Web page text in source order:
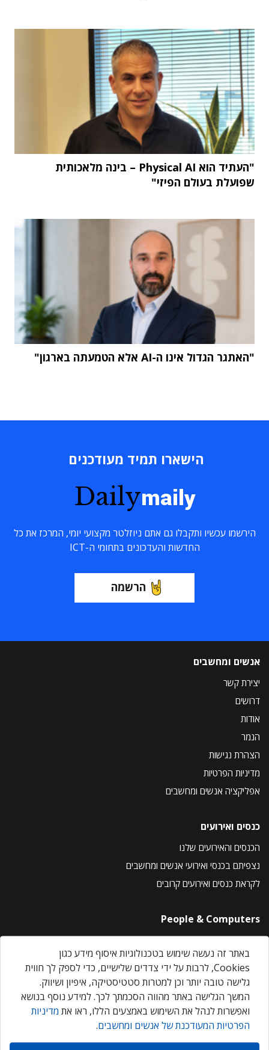
"העתיד הוא Physical AI – בינה מלאכותית
שפועלת בעולם הפיזי"
"האתגר הגדול אינו ה-AI אלא הטמעתה בארגון"
הישארו תמיד מעודכנים
Dailymaily
הירשמו עכשיו ותקבלו גם אתם ניוזלטר מקצועי יומי, המרכז את כל
החדשות והעדכונים בתחומי ה-ICT
הרשמה
אנשים ומחשבים
יצירת קשר
דרושים
אודות
הנמר
הצהרת נגישות
מדיניות הפרטיות
אפליקציה אנשים ומחשבים
כנסים ואירועים
הכנסים והאירועים שלנו
נצפיתם בכנסי ואירועי אנשים ומחשבים
לקראת כנסים ואירועים קרובים
People & Computers
About Us
Privacy Policy
Contact Us
Our Events
אנשים ומחשבים © 2026 – כל הזכויות שמורות
באתר זה נעשה שימוש בטכנולוגיות איסוף מידע כגון
Cookies, לרבות על ידי צדדים שלישיים, כדי לספק לך חווית
גלישה טובה יותר וכן למטרות סטטיסטיקה, איפיון ושיווק.
המשך הגלישה באתר מהווה הסכמתך לכך. למידע נוסף בנושא
ואפשרות לנהל את השימוש באמצעים הללו, ראו את מדיניות
הפרטיות המעודכנת של אנשים ומחשבים.